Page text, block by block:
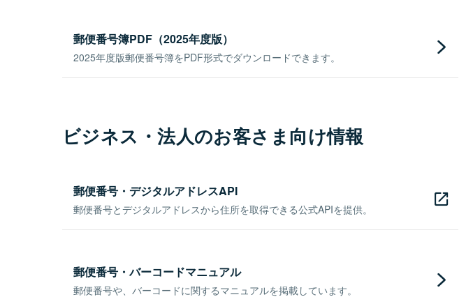
郵便番号簿PDF（2025年度版）
2025年度版郵便番号簿をPDF形式でダウンロードできます。
ビジネス・法人のお客さま向け情報
郵便番号・デジタルアドレスAPI
郵便番号とデジタルアドレスから住所を取得できる公式APIを提供。
郵便番号・バーコードマニュアル
郵便番号や、バーコードに関するマニュアルを掲載しています。